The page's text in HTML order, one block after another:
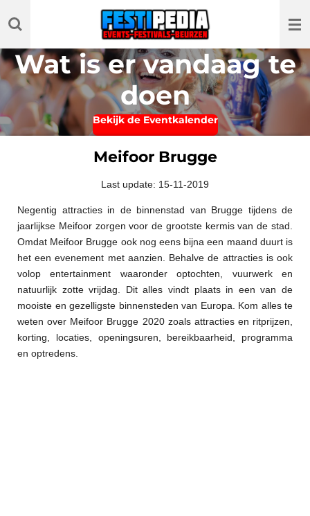
direct
de
hoofdinhoud
Wat is er vandaag te
doen
Bekijk de Eventkalender
Meifoor Brugge
Last update: 15-11-2019
Negentig attracties in de binnenstad van Brugge tijdens de
jaarlijkse Meifoor zorgen voor de grootste kermis van de stad.
Omdat Meifoor Brugge ook nog eens bijna een maand duurt is
het een evenement met aanzien. Behalve de attracties is ook
volop entertainment waaronder optochten, vuurwerk en
natuurlijk zotte vrijdag. Dit alles vindt plaats in een van de
mooiste en gezelligste binnensteden van Europa. Kom alles te
weten over Meifoor Brugge 2020 zoals attracties en ritprijzen,
korting, locaties, openingsuren, bereikbaarheid, programma
en optredens.